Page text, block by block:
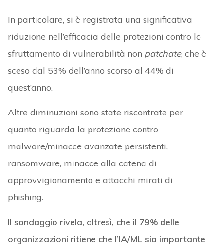
In particolare, si è registrata una significativa
riduzione nell’efficacia delle protezioni contro lo
sfruttamento di vulnerabilità non patchate, che è
sceso dal 53% dell’anno scorso al 44% di
quest’anno.
Altre diminuzioni sono state riscontrate per
quanto riguarda la protezione contro
malware/minacce avanzate persistenti,
ransomware, minacce alla catena di
approvvigionamento e attacchi mirati di
phishing.
Il sondaggio rivela, altresì, che il 79% delle
organizzazioni ritiene che l’IA/ML sia importante